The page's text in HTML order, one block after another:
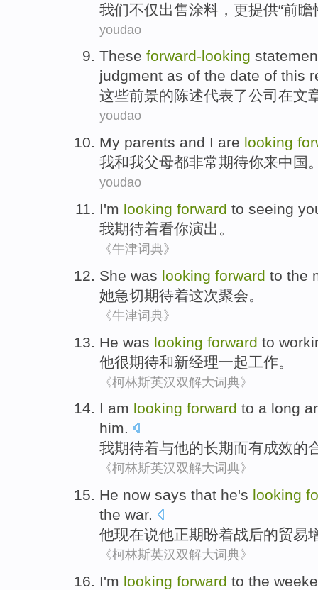
我们不仅出售涂料 ， 更提供“前瞻
youdao
These forward-looking
judgment as of the date of this
这些前景的陈述代表了公司 在文
youdao
My parents and I are looking
我和我父母都非常期待你来中国
youdao
I'm looking forward to seeing
我期待着看你演出 。
《牛津词典》
She was looking forward to the
她急切期待着这次聚会。
《牛津词典》
He was looking forward to
他很期待和新经理一起工作。
《柯林斯英汉双解大词典》
I am looking forward to a long
him.
我期待着与他的长期而有成效的
《柯林斯英汉双解大词典》
He now says that he's looking
the war.
他现在说他正期盼着战后的贸易
《柯林斯英汉双解大词典》
I'm looking forward to the